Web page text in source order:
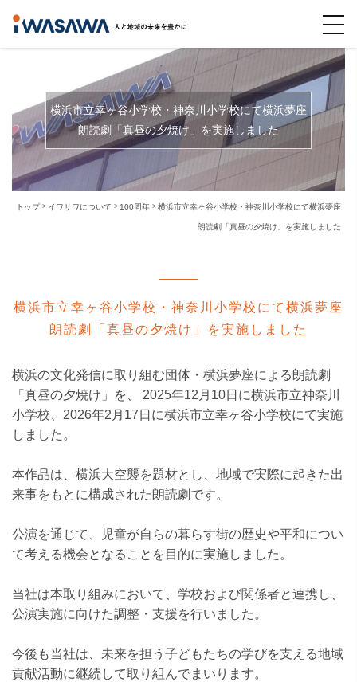
横浜市立幸ヶ谷小学校・神奈川小学校にて横浜夢座
朗読劇「真昼の夕焼け」を実施しました
トップ イワサワについて 100周年 横浜市立幸ヶ谷小学校・神奈川小学校にて横浜夢座
朗読劇「真昼の夕焼け」を実施しました
横浜市立幸ヶ谷小学校・神奈川小学校にて横浜夢座
朗読劇「真昼の夕焼け」を実施しました
横浜の文化発信に取り組む団体・横浜夢座による朗読劇
「真昼の夕焼け」を、 2025年12月10日に横浜市立神奈川
小学校、2026年2月17日に横浜市立幸ヶ谷小学校にて実施
しました。
本作品は、横浜大空襲を題材とし、地域で実際に起きた出
来事をもとに構成された朗読劇です。
公演を通じて、児童が自らの暮らす街の歴史や平和につい
て考える機会となることを目的に実施しました。
当社は本取り組みにおいて、学校および関係者と連携し、
公演実施に向けた調整・支援を行いました。
今後も当社は、未来を担う子どもたちの学びを支える地域
貢献活動に継続して取り組んでまいります。